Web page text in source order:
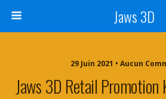
Jaws 3D
29 Juin 2021 • Aucun
Jaws 3D Retail